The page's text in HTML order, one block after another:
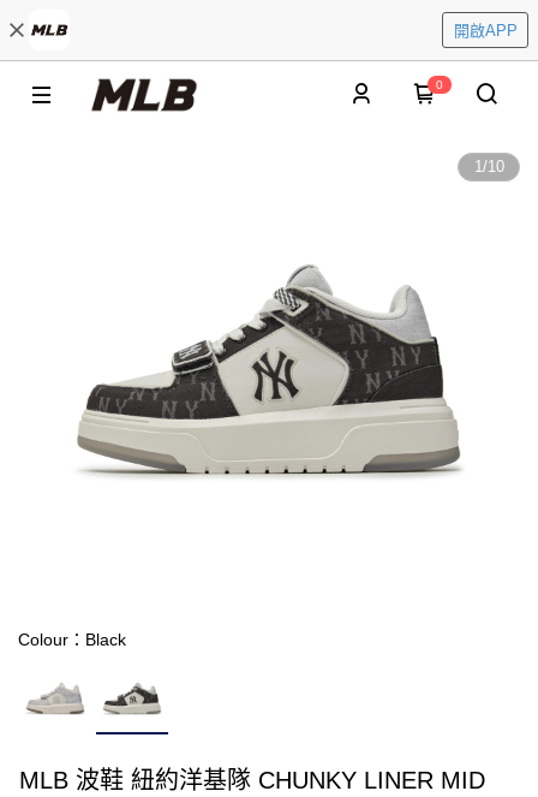
開啟APP
0
1/10
Colour：Black
MLB 波鞋 紐約洋基隊 CHUNKY LINER MID